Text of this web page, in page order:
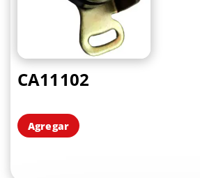
CA11102
Agregar